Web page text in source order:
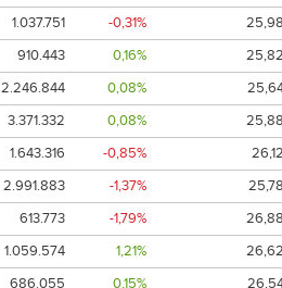
1.037.751 -0,31%
910.443 0,16%
2.246.844 0,08%
3.371.332 0,08%
1.643.316 -0,85%
2.991.883 -1,37%
613.773 -1,79%
1.059.574 1,21%
686.055 0,15%